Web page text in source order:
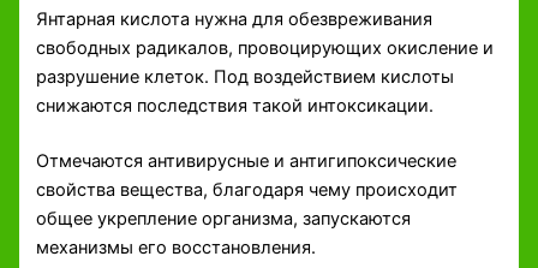
Янтарная кислота нужна для обезвреживания
свободных радикалов, провоцирующих окисление и
разрушение клеток. Под воздействием кислоты
снижаются последствия такой интоксикации.
Отмечаются антивирусные и антигипоксические
свойства вещества, благодаря чему происходит
общее укрепление организма, запускаются
механизмы его восстановления.